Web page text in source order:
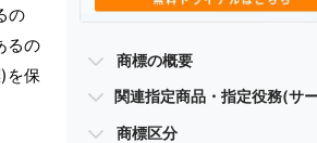
の
るの
を保
商標の概要
関連指定商品・指定役務(サ
商標区分